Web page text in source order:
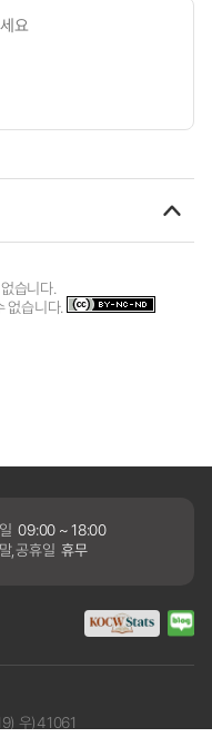
습니다.
없습니다.
09:00 ~ 18:00
,공휴일 휴무
우)41061